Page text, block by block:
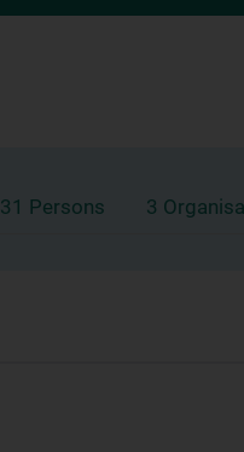
31 Persons 3